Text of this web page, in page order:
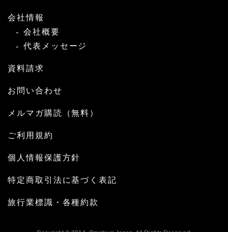
会社情報
会社概要
代表メッセージ
資料請求
お問い合わせ
メルマガ購読（無料）
ご利用規約
個人情報保護方針
特定商取引法に基づく表記
旅行業標識・各種約款